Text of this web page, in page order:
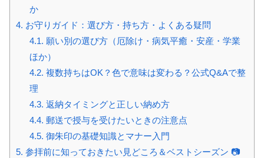
か
4. お守りガイド：選び方・持ち方・よくある疑問
4.1. 願い別の選び方（厄除け・病気平癒・安産・学業
ほか）
4.2. 複数持ちはOK？色で意味は変わる？公式Q&Aで整
理
4.3. 返納タイミングと正しい納め方
4.4. 郵送で授与を受けたいときの注意点
4.5. 御朱印の基礎知識とマナー入門
5. 参拝前に知っておきたい見どころ＆ベストシーズン 📷